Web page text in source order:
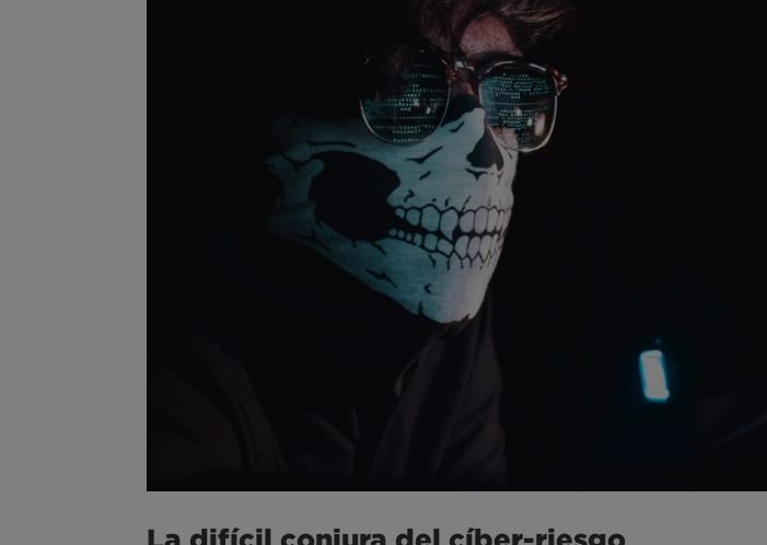
La difícil conjura del cíber-riesgo